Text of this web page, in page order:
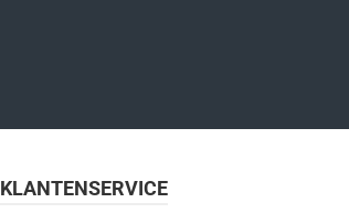
KLANTENSERVICE